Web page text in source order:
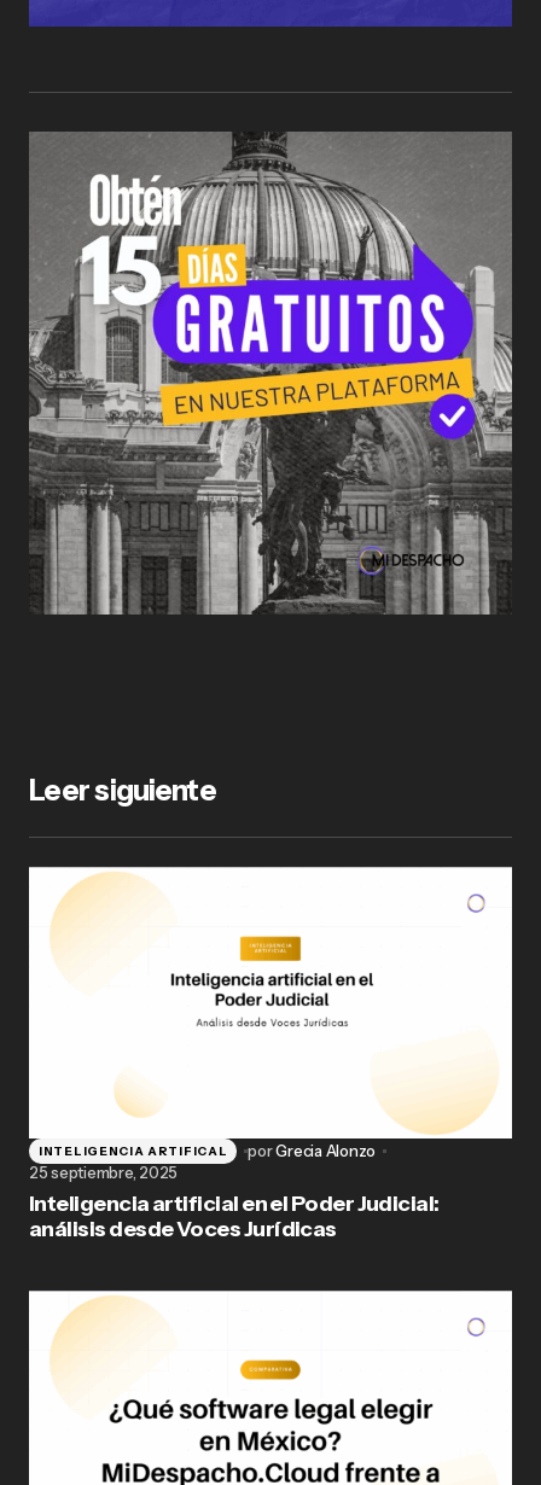
Leer siguiente
INTELIGENCIA ARTIFICAL porGrecia Alonzo
25 septiembre, 2025
Inteligencia artificial en el Poder Judicial:
análisis desde Voces Jurídicas